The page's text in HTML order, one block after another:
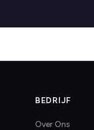
BEDRIJF
Over Ons